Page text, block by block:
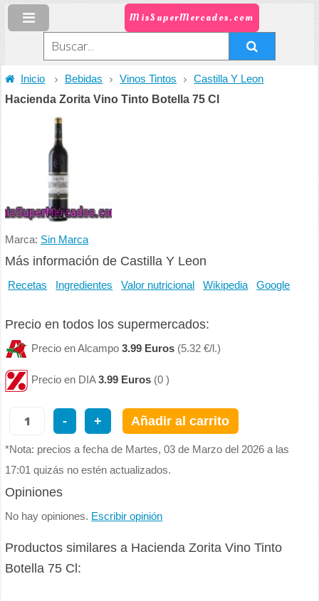
MisSuperMercados.com
Inicio Bebidas Vinos Tintos Castilla Y Leon
Hacienda Zorita Vino Tinto Botella 75 Cl
Marca: Sin Marca
Más información de Castilla Y Leon
Recetas Ingredientes Valor nutricional Wikipedia Google
Precio en todos los supermercados:
Precio en Alcampo3.99 Euros (5.32 €/l.)
Precio en DIA3.99 Euros (0 )
- + Añadir al carrito
*Nota: precios a fecha de Martes, 03 de Marzo del 2026 a las
17:01 quizás no estén actualizados.
Opiniones
No hay opiniones. Escribir opinión
Productos similares a Hacienda Zorita Vino Tinto
Botella 75 Cl: